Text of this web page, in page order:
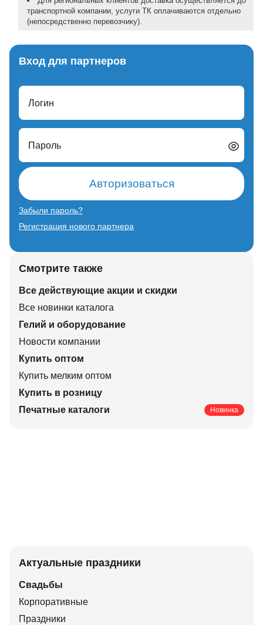
транспортной компании, услуги ТК оплачиваются отдельно
(непосредственно перевозчику).
Вход для партнеров
Логин
Пароль
Авторизоваться
Забыли пароль?
Регистрация нового партнера
Смотрите также
Все действующие акции и скидки
Все новинки каталога
Гелий и оборудование
Новости компании
Купить оптом
Купить мелким оптом
Купить в розницу
Печатные каталоги
Новинка
Актуальные праздники
Свадьбы
Корпоративные
Праздники